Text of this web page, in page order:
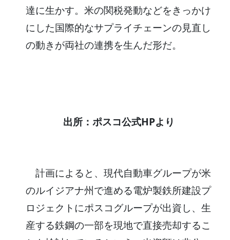
達に生かす。米の関税発動などをきっかけ
にした国際的なサプライチェーンの見直し
の動きが両社の連携を生んだ形だ。
出所：ポスコ公式HPより
計画によると、現代自動車グループが米
のルイジアナ州で進める電炉製鉄所建設プ
ロジェクトにポスコグループが出資し、生
産する鉄鋼の一部を現地で直接売却するこ